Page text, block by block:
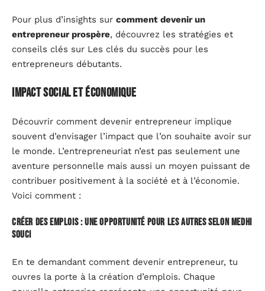
Pour plus d’insights sur comment devenir un
entrepreneur prospère, découvrez les stratégies et
conseils clés sur Les clés du succès pour les
entrepreneurs débutants.
Impact social et économique
Découvrir comment devenir entrepreneur implique
souvent d’envisager l’impact que l’on souhaite avoir sur
le monde. L’entrepreneuriat n’est pas seulement une
aventure personnelle mais aussi un moyen puissant de
contribuer positivement à la société et à l’économie.
Voici comment :
Créer des emplois : une opportunité pour les autres selon Medhi
Souci
En te demandant comment devenir entrepreneur, tu
ouvres la porte à la création d’emplois. Chaque